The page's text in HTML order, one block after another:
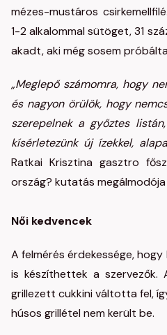
mézes-mustáros
1-2 alkalommal sütöget, 31
akadt, aki még sosem
„Meglepő számomra, hogy
és nagyon örülök, hogy
szerepelnek a győztes
kísérletezünk új ízekkel,
Ratkai Krisztina gasztro
ország? kutatás
Női kedvencek
A felmérés érdekessége,
is készíthettek a
grillezett cukkini váltotta fel,
húsos grillétel nem került be.